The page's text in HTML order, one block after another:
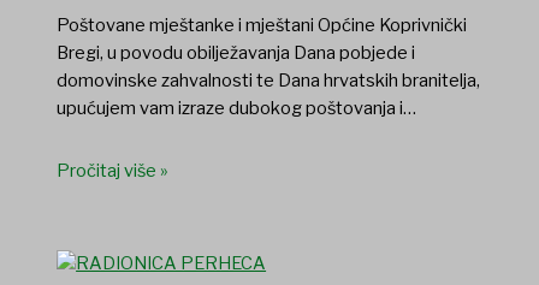
Poštovane mještanke i mještani Općine Koprivnički
Bregi, u povodu obilježavanja Dana pobjede i
domovinske zahvalnosti te Dana hrvatskih branitelja,
upućujem vam izraze dubokog poštovanja i…
Pročitaj više »